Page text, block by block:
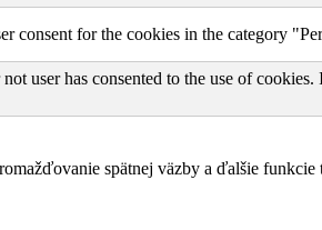
consent for the cookies in the category
user has consented to the use of cookies.
spätnej väzby a ďalšie funkcie